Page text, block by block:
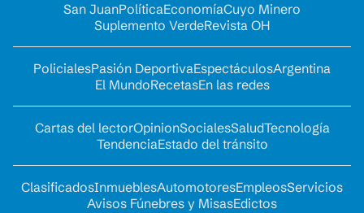
San JuanPolíticaEconomíaCuyo Minero
Suplemento VerdeRevista OH
PolicialesPasión DeportivaEspectáculosArgentina
El MundoRecetasEn las redes
Cartas del lectorOpinionSocialesSaludTecnología
TendenciaEstado del tránsito
ClasificadosInmueblesAutomotoresEmpleosServicios
Avisos Fúnebres y MisasEdictos